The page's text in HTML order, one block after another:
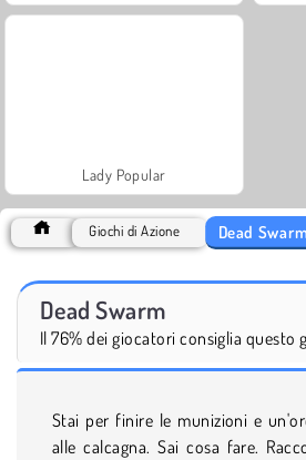
Lady Popular
Giochi di Azione Dead
Dead Swarm
Il 76% dei giocatori consiglia questo
Stai per finire le munizioni e
alle calcagna. Sai cosa fare.